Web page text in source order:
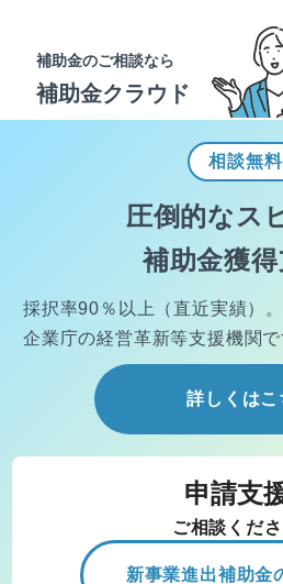
補助金のご相談なら
補助金クラウド
相談無料
圧倒的なス
補助金獲得
採択率90％以上（直近実績）。
企業庁の経営革新等支援機関で
詳しくはこ
申請支
ご相談くださ
新事業進出補助金